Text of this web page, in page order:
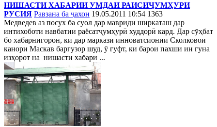
НИШАСТИ ХАБАРИИ УМДАИ РАИСИҶУМҲУРИ
РУСИЯ Равзана ба ҷахон 19.05.2011 10:54 1363
Медведев аз посух ба суол дар мавриди ширкаташ дар
интихоботи навбатии раёсатҷумҳурӣ худдорӣ кард. Дар сӯҳбат
бо хабарнигорон, ки дар маркази инноватсионии Сколковои
канори Маскав баргузор шуд, ӯ гуфт, ки барои пахши ин гуна
изҳорот на нишасти хабарӣ ...